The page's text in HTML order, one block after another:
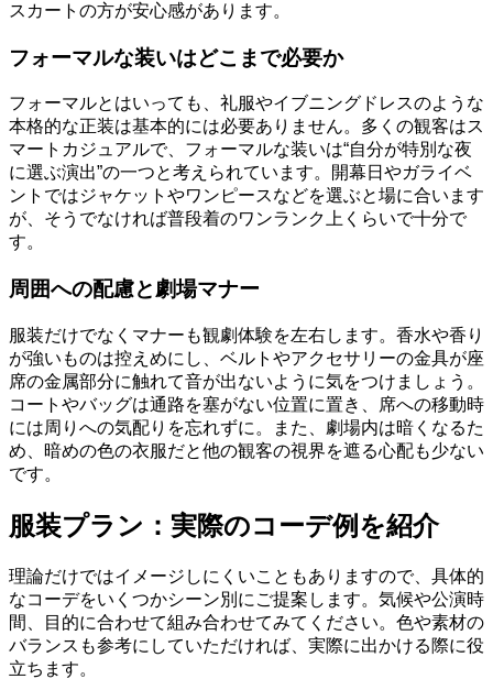
スカートの方が安心感があります。
フォーマルな装いはどこまで必要か
フォーマルとはいっても、礼服やイブニングドレスのような
本格的な正装は基本的には必要ありません。多くの観客はス
マートカジュアルで、フォーマルな装いは“自分が特別な夜
に選ぶ演出”の一つと考えられています。開幕日やガライベ
ントではジャケットやワンピースなどを選ぶと場に合います
が、そうでなければ普段着のワンランク上くらいで十分で
す。
周囲への配慮と劇場マナー
服装だけでなくマナーも観劇体験を左右します。香水や香り
が強いものは控えめにし、ベルトやアクセサリーの金具が座
席の金属部分に触れて音が出ないように気をつけましょう。
コートやバッグは通路を塞がない位置に置き、席への移動時
には周りへの気配りを忘れずに。また、劇場内は暗くなるた
め、暗めの色の衣服だと他の観客の視界を遮る心配も少ない
です。
服装プラン：実際のコーデ例を紹介
理論だけではイメージしにくいこともありますので、具体的
なコーデをいくつかシーン別にご提案します。気候や公演時
間、目的に合わせて組み合わせてみてください。色や素材の
バランスも参考にしていただければ、実際に出かける際に役
立ちます。